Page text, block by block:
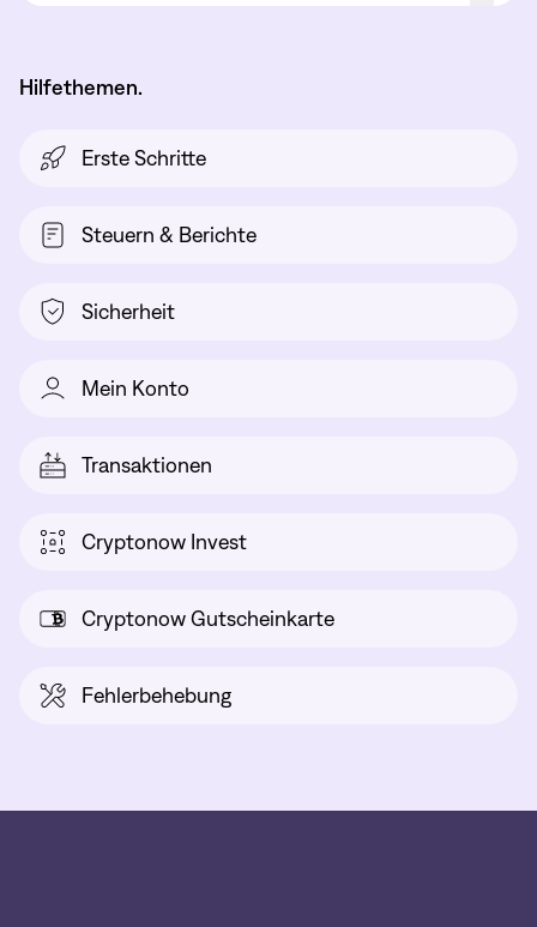
Hilfethemen.
Erste Schritte
Steuern & Berichte
Sicherheit
Mein Konto
Transaktionen
Cryptonow Invest
Cryptonow Gutscheinkarte
Fehlerbehebung